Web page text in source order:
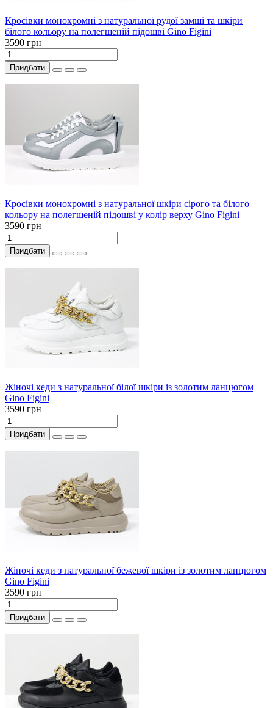
Кросівки монохромні з натуральної рудої замші та шкіри
білого кольору на полегшеній підошві Gino Figini
3590 грн
Придбати
Кросівки монохромні з натуральної шкіри сірого та білого
кольору на полегшеній підошві у колір верху Gino Figini
3590 грн
Придбати
Жіночі кеди з натуральної білої шкіри із золотим ланцюгом
Gino Figini
3590 грн
Придбати
Жіночі кеди з натуральної бежевої шкіри із золотим ланцюгом
Gino Figini
3590 грн
Придбати